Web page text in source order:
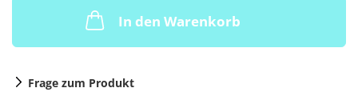
In den Warenkorb
Frage zum Produkt